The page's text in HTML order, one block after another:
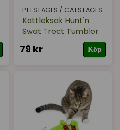
PETSTAGES / CATSTAGES
Kattleksak Hunt'n
Swat Treat Tumbler
79 kr Köp